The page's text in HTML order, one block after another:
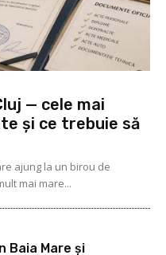
— cele mai
și ce trebuie să
ajung la un birou de
mai mare...
Baia Mare și